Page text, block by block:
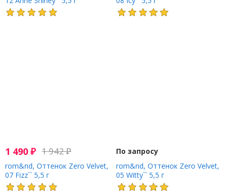
1 490 ₽ 1 942₽
rom&nd, Оттенок Zero Velvet,
07 Fizz`` 5,5 г
По запросу
rom&nd, Оттенок Zero Velvet,
05 Witty`` 5,5 г